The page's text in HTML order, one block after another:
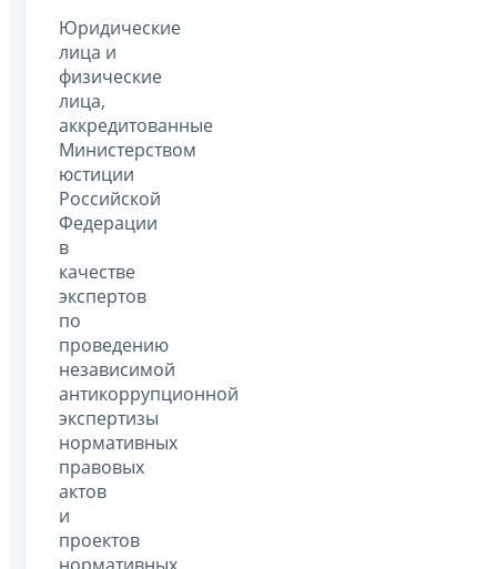
Юридические
лица и
физические
лица,
аккредитованные
Министерством
юстиции
Российской
Федерации
в
качестве
экспертов
по
проведению
независимой
антикоррупционной
экспертизы
нормативных
правовых
актов
и
проектов